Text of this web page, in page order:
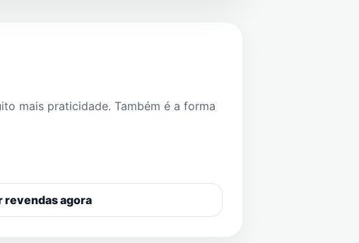
mais praticidade. Também é a forma
revendas agora